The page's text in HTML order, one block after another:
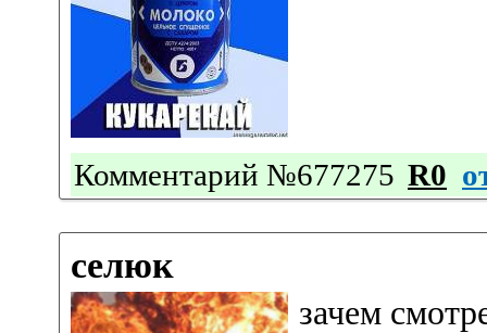
Комментарий №677275 R0
селюк
зачем